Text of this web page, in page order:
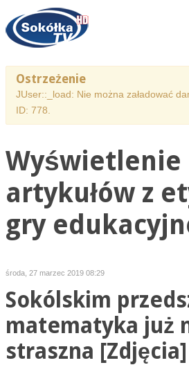
Ostrzeżenie
JUser::_load: Nie można załadować
ID: 778.
Wyświetlenie
artykułów z
gry
środa, 27 marzec 2019 08:29
Sokólskim
matematyka już
straszna [Zdjęcia]